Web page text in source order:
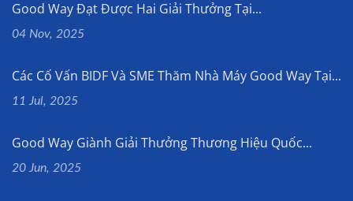
Good Way Đạt Được Hai Giải Thưởng Tại...
04 Nov, 2025
Các Cố Vấn BIDF Và SME Thăm Nhà Máy Good Way Tại...
11 Jul, 2025
Good Way Giành Giải Thưởng Thương Hiệu Quốc...
20 Jun, 2025